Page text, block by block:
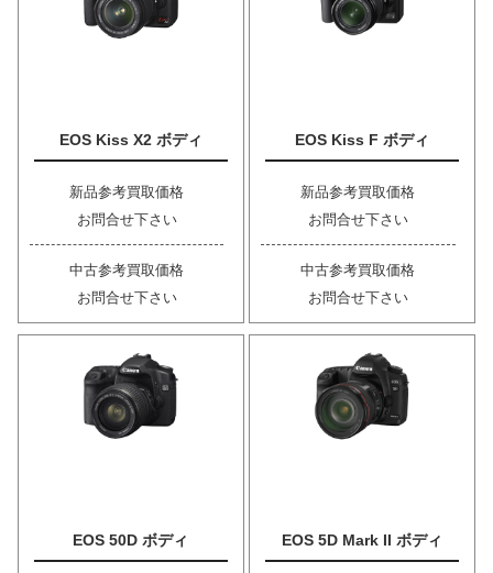
EOS Kiss X2 ボディ
新品参考買取価格
お問合せ下さい
中古参考買取価格
お問合せ下さい
EOS Kiss F ボディ
新品参考買取価格
お問合せ下さい
中古参考買取価格
お問合せ下さい
EOS 50D ボディ EOS 5D Mark II ボディ